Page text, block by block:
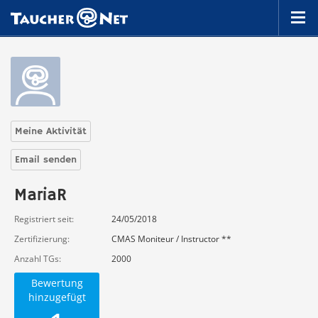
Meine Aktivität
Email senden
MariaR
Registriert seit
24/05/2018
Zertifizierung
CMAS Moniteur / Instructor **
Anzahl TGs
2000
Bewertung
hinzugefügt